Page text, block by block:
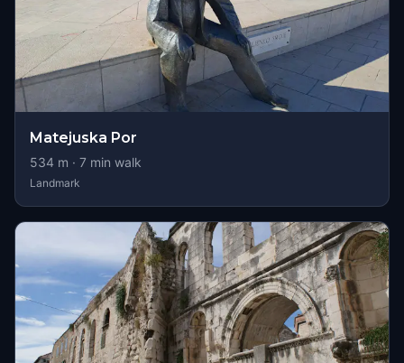
Matejuska Por
534 m · 7 min walk
Landmark